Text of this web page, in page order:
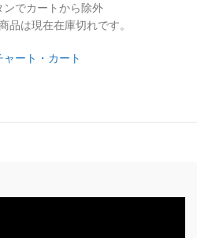
でカートから除外
品は現在在庫切れです。
ャート・カート